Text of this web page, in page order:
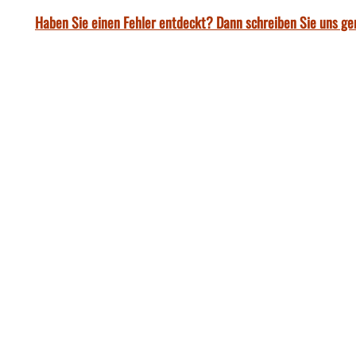
Haben Sie einen Fehler entdeckt? Dann schreiben Sie uns